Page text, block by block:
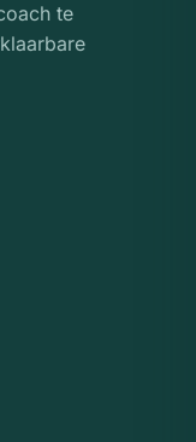
te